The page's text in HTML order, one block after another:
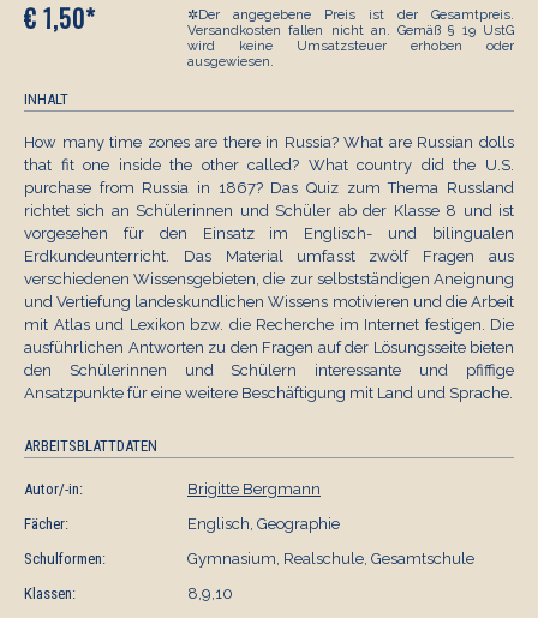
€ 1,50*
✲Der angegebene Preis ist der Gesamtpreis.
Versandkosten fallen nicht an. Gemäß § 19 UstG
wird keine Umsatzsteuer erhoben oder
ausgewiesen.
INHALT
How many time zones are there in Russia? What are Russian dolls
that fit one inside the other called? What country did the U.S.
purchase from Russia in 1867? Das Quiz zum Thema Russland
richtet sich an Schülerinnen und Schüler ab der Klasse 8 und ist
vorgesehen für den Einsatz im Englisch- und bilingualen
Erdkundeunterricht. Das Material umfasst zwölf Fragen aus
verschiedenen Wissensgebieten, die zur selbstständigen Aneignung
und Vertiefung landeskundlichen Wissens motivieren und die Arbeit
mit Atlas und Lexikon bzw. die Recherche im Internet festigen. Die
ausführlichen Antworten zu den Fragen auf der Lösungsseite bieten
den Schülerinnen und Schülern interessante und pfiffige
Ansatzpunkte für eine weitere Beschäftigung mit Land und Sprache.
ARBEITSBLATTDATEN
Autor/-in:
Brigitte Bergmann
Fächer:
Englisch, Geographie
Schulformen:
Gymnasium, Realschule, Gesamtschule
Klassen:
8,9,10